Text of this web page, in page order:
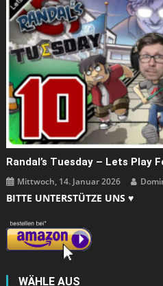
Randal’s Tuesday – Lets Play
Mittwoch, 14. Januar 2026
BITTE UNTERSTÜTZE UNS ♥
WÄHLE AUS